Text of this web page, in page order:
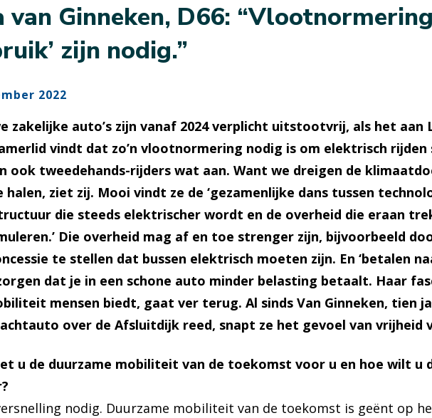
van Ginneken, D66:
zijn nodig.”
2022
zakelijke auto’s zijn vanaf 2024 verplicht uitstootvrij, als het aan
vindt dat zo’n vlootnormering nodig is om elektrisch
ook tweedehands-rijders wat aan. Want we dreigen de
halen, ziet zij. Mooi vindt ze de ‘gezamenlijke dans tussen
die steeds elektrischer wordt en de overheid die eraan
Die overheid mag af en toe strenger zijn, bijvoorbeeld
te stellen dat bussen elektrisch moeten zijn. En ‘betalen
dat je in een schone auto minder belasting betaalt. Haar
mensen biedt, gaat ver terug. Al sinds Van Ginneken, tien
over de Afsluitdijk reed, snapt ze het gevoel van vrijheid
u de duurzame mobiliteit van de toekomst voor u en hoe wilt u
nodig. Duurzame mobiliteit van de toekomst is geënt op